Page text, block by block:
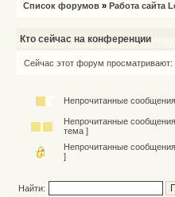
Список форумов » Работа сайта
Кто сейчас на конференции
Сейчас этот форум просматривают:
Непрочитанные сообщения
Непрочитанные
тема ]
Непрочитанные
]
Найти: